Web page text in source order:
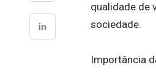
qualidade de
sociedade.
Importância